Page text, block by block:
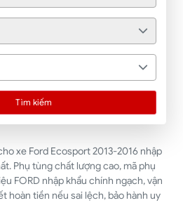
Tìm kiếm
xe Ford Ecosport 2013-2016 nhập
Phụ tùng chất lượng cao, mã phụ
FORD nhập khẩu chính ngạch, vận
hoàn tiền nếu sai lệch, bảo hành uy